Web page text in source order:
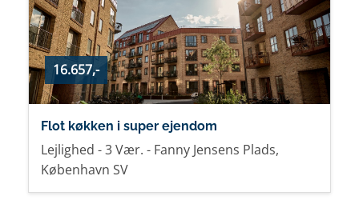
16.657,-
Flot køkken i super ejendom
Lejlighed - 3 Vær. - Fanny Jensens Plads,
København SV